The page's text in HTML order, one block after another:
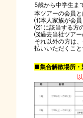
5歳から中学生ま
本ツアーの会員と
⑴本人家族が会員
⑵1に該当する方
⑶過去当社ツアー
それ以外の方は
払いいただくこと
■集合解散場所・